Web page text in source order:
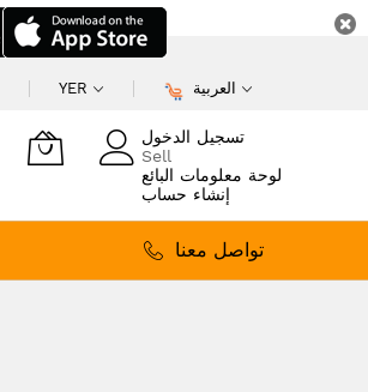
YER العربية
تسجيل الدخول
Sell
لوحة معلومات البائع
إنشاء حساب
تواصل معنا